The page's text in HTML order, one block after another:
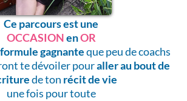
Ce parcours est une
OCCASIONenOR
formule gagnanteque peu de c oachs
te dévoiler pouraller au bout de
de ton récit de vie
une fois pour toute